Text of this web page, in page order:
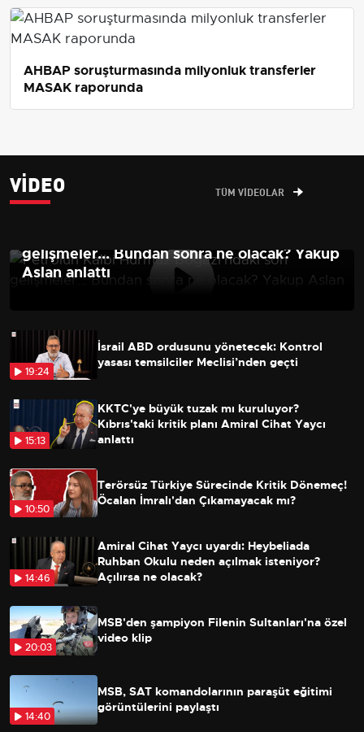
AHBAP soruşturmasında milyonluk transferler
MASAK raporunda
VIDEO TÜM VİDEOLAR
gelişmeler... Bundan sonra ne olacak? Yakup
Aslan anlattı
19:24
İsrail ABD ordusunu yönetecek: Kontrol
yasası temsilciler Meclisi’nden geçti
15:13
KKTC'ye büyük tuzak mı kuruluyor?
Kıbrıs'taki kritik planı Amiral Cihat Yaycı
anlattı
10:50
Terörsüz Türkiye Sürecinde Kritik Dönemeç!
Öcalan İmralı'dan Çıkamayacak mı?
14:46
Amiral Cihat Yaycı uyardı: Heybeliada
Ruhban Okulu neden açılmak isteniyor?
Açılırsa ne olacak?
20:03
MSB'den şampiyon Filenin Sultanları'na özel
video klip
14:40
MSB, SAT komandolarının paraşüt eğitimi
görüntülerini paylaştı